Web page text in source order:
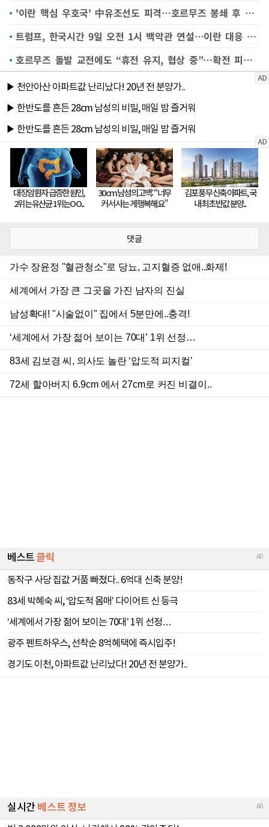
'이란 핵심 우호국' 中유조선도 피격…호르무즈 봉쇄 후 처음(종합)
트럼프, 한국시간 9일 오전 1시 백악관 연설…이란 대응 방향 밝히나
호르무즈 돌발 교전에도 “휴전 유지, 협상 중”…확전 피했다(종합2보)
댓글